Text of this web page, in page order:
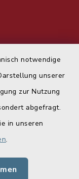
notwendige
unserer
zur Nutzung
abgefragt.
in unseren
.